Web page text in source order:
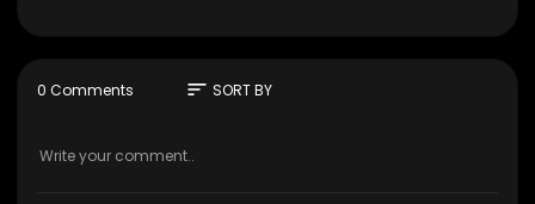
0 Comments sort SORT BY